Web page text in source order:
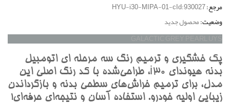
مرجع:HYU-i30-MIPA-01-cId:930027
وضعیت:محصول جدید
GALACTIC GREY PEARL UYS
پک خشگيري و ترميم رنگ سه مرحله اي اتومبيل
بدنه هيونداي i30، طراحي‌شده با کد رنگ اصلي اين
مدل، براي ترميم خراش‌هاي سطحي بدنه و بازگرداندن
زيبايي اوليه خودرو. استفاده آسان و نتيجه‌اي حرفه‌اي!